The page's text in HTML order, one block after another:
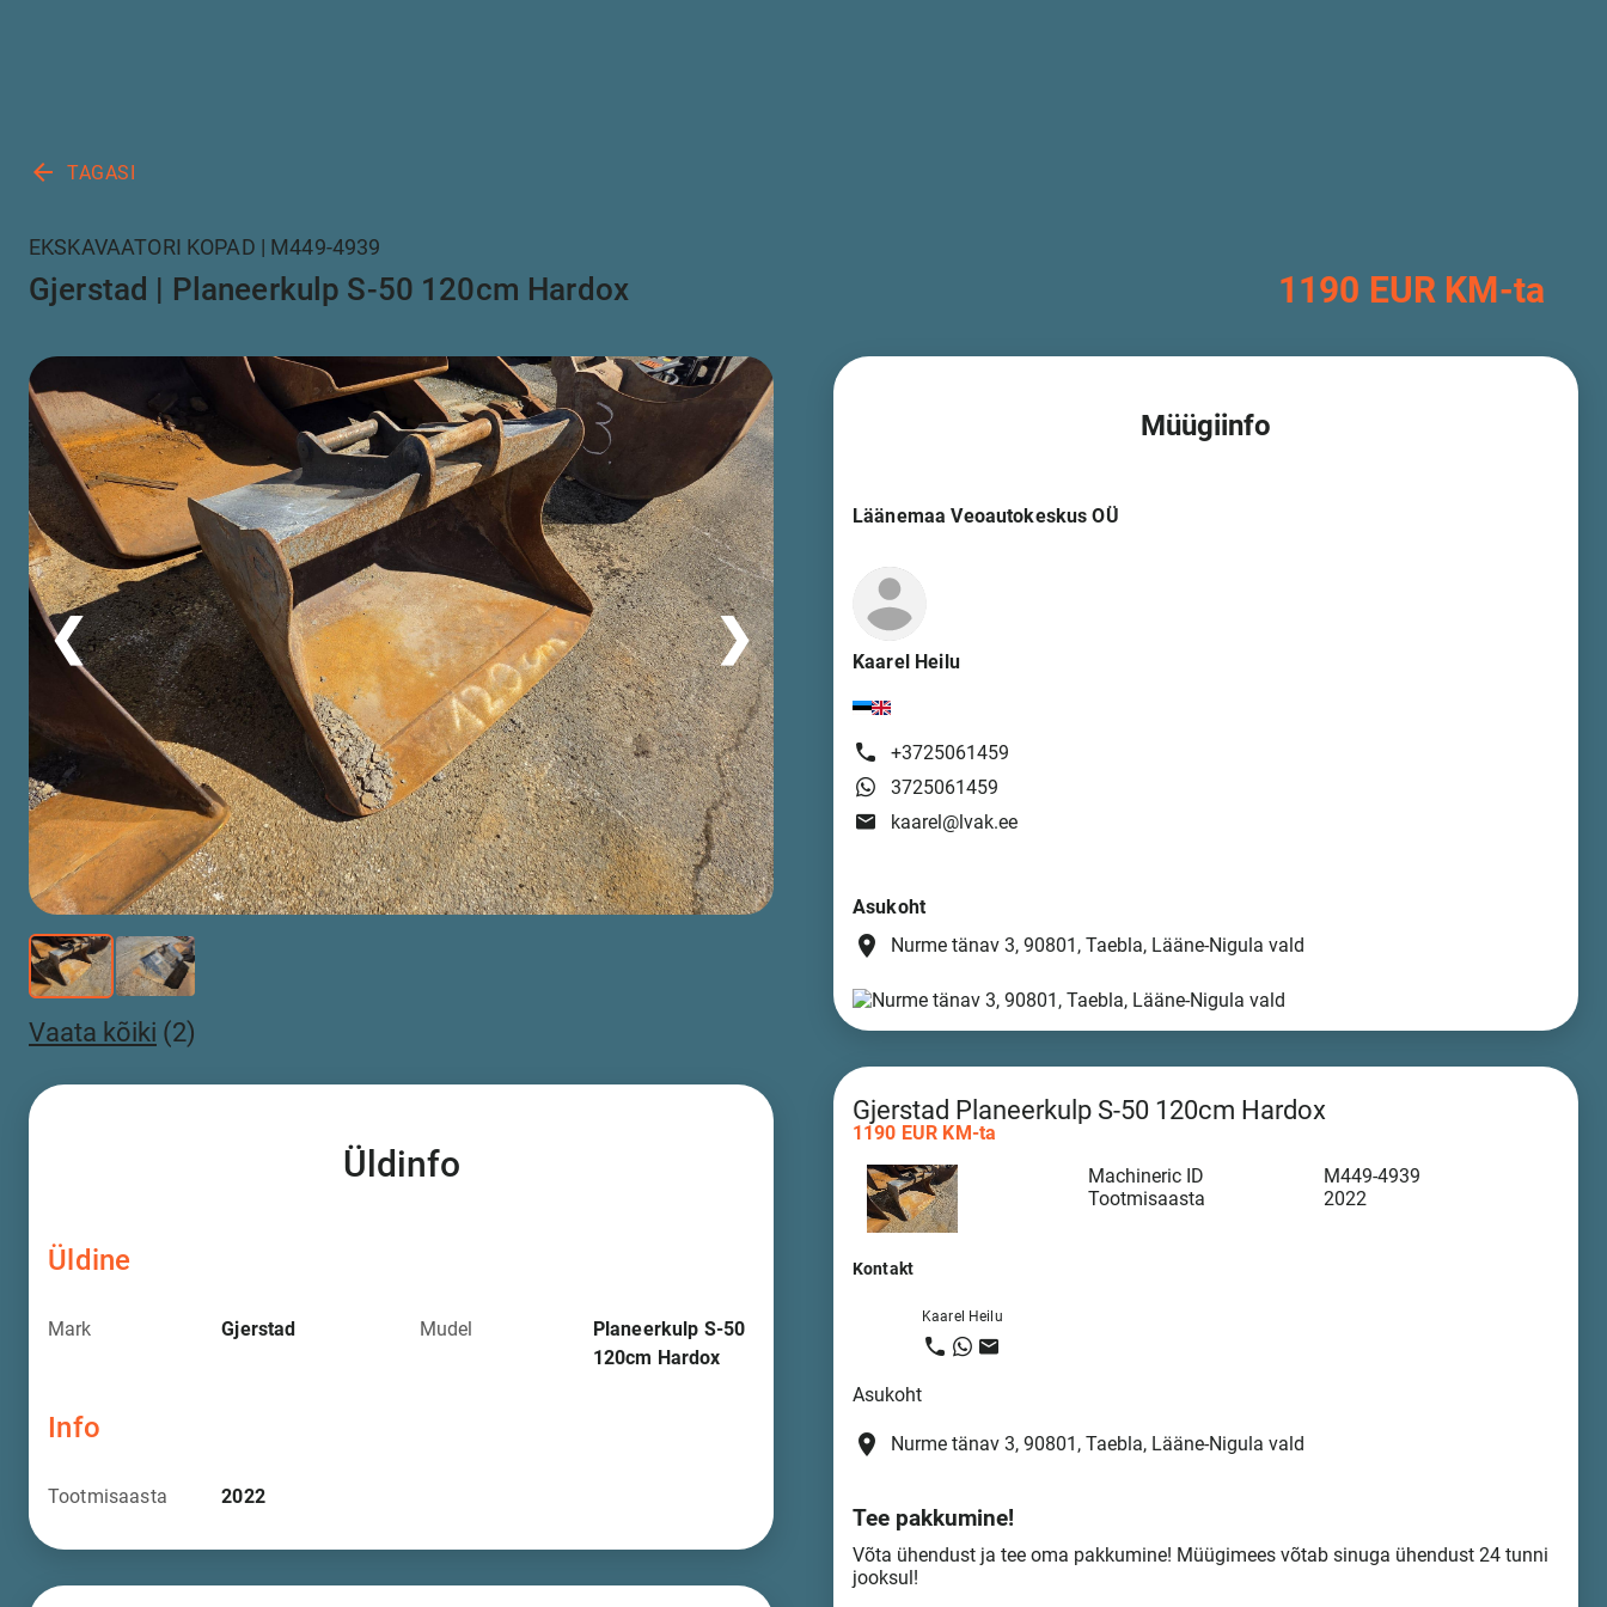
arrow_back TAGASI
Gjerstad | Planeerkulp S-50 120cm Hardox
EKSKAVAATORI KOPAD | M449-4939
1190 EUR KM-ta
❮ ❯
Vaata kõiki (2)
Üldinfo
Üldine
Mark Gjerstad Mudel
Planeerkulp S-50
120cm Hardox
Info
Tootmisaasta 2022
Müügiinfo
Läänemaa Veoautokeskus OÜ
Kaarel Heilu
+3725061459
3725061459
kaarel@lvak.ee
Asukoht
place Nurme tänav 3, 90801, Taebla, Lääne-Nigula vald
Gjerstad Planeerkulp S-50 120cm Hardox
1190 EUR KM-ta
Machineric ID
M449-4939
Tootmisaasta
2022
Kontakt
Kaarel Heilu
Asukoht
place Nurme tänav 3, 90801, Taebla, Lääne-Nigula vald
Tee pakkumine!
Võta ühendust ja tee oma pakkumine! Müügimees võtab sinuga ühendust 24 tunni
jooksul!